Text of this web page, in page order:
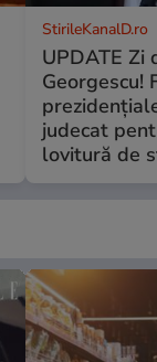
StirileKanalD.ro
UPDATE Zi
Georgescu!
judecat
lovitură de